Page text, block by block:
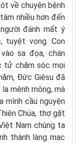
về chuyện bệnh
nhiều hơn đến
đánh mất ý
tuyệt vọng. Con
sa đọa, chán
tử chăm sóc mọi
Đức Giêsu đã
mênh mông, mà
mình cầu nguyện
Chúa, thợ gặt
Nam chúng ta
thành làng mạc